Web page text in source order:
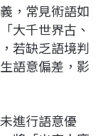
，常見術語如
大千世界古、
若缺乏語境判
語意偏差，影
進行語意優